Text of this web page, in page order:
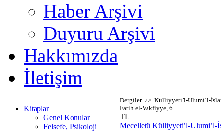
Haber Arşivi
Duyuru Arşivi
Hakkımızda
İletişim
Kitaplar
Genel Konular
Felsefe, Psikoloji
Dergiler >> Külliyyeti’l-Ulumi’l-
Fatih el-Vakfiyye, 6
TL
Mecelletü Külliyyeti’l-Ulumi’l-